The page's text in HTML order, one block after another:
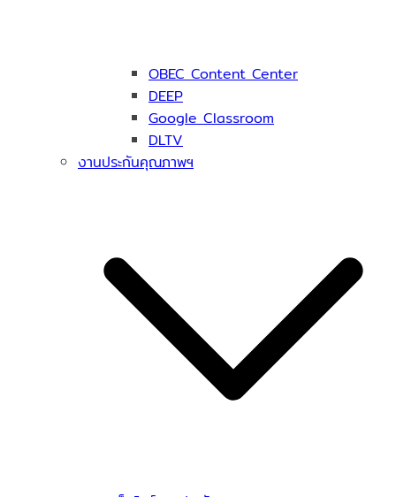
OBEC Content Center
DEEP
Google Classroom
DLTV
งานประกันคุณภาพฯ